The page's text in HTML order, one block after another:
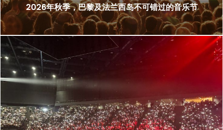
2026年秋季，巴黎及法兰西岛不可错过的音乐节